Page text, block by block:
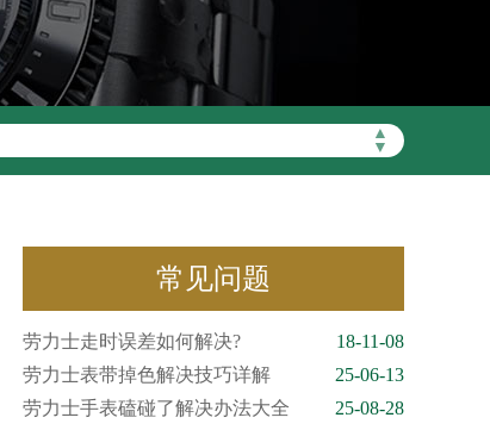
▲
▼
常见问题
劳力士走时误差如何解决?
18-11-08
劳力士表带掉色解决技巧详解
25-06-13
劳力士手表磕碰了解决办法大全
25-08-28